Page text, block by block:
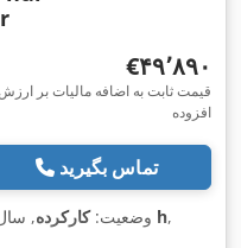
‎€۴۹٬۸۹۰
قیمت ثابت به اضافه مالیات بر ارزش
افزوده
تماس بگیرید
وضعیت:کارکرده, ۱٬۵۶۵ h,